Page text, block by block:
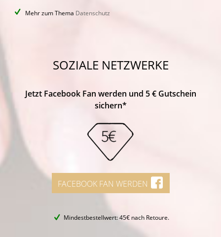
Mehr zum Thema Datenschutz
SOZIALE NETZWERKE
Jetzt Facebook Fan werden und 5 € Gutschein
sichern*
FACEBOOK FAN WERDEN
Mindestbestellwert: 45€ nach Retoure.